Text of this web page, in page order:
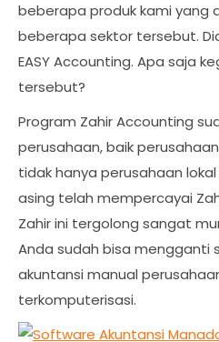
beberapa produk kami yang
beberapa sektor tersebut.
EASY Accounting. Apa saja
tersebut?
Program Zahir Accounting
perusahaan, baik
tidak hanya perusahaan
asing telah mempercayai
Zahir ini tergolong sangat
Anda sudah bisa
akuntansi manual
terkomputerisasi.